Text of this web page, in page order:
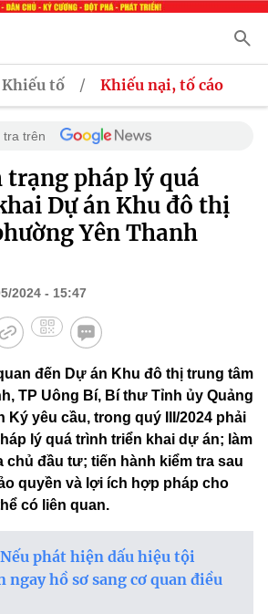
tố / Khiếu nại, tố cáo
tra trên
pháp lý quá
Dự án Khu đô thị
Yên Thanh
2024 - 15:47
đến Dự án Khu đô thị trung tâm
TP Uông Bí, Bí thư Tỉnh ủy Quảng
Ký yêu cầu, trong quý III/2024 phải
lý quá trình triển khai dự án; làm
chủ đầu tư; tiến hành kiểm tra sau
quyền và lợi ích hợp pháp cho
có liên quan.
phát hiện dấu hiệu tội
ngay hồ sơ sang cơ quan điều